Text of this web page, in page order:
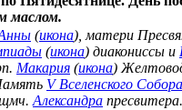
маслом.
(икона), матери
(икона) диакониссы и
Макария (икона)
V Вселенского Собора
Александра